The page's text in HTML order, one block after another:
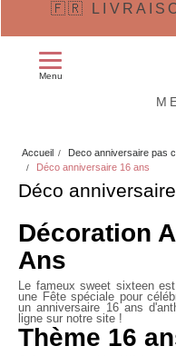
🇫🇷
Menu
Accueil Deco anniversaire pas
Déco anniversaire 16 ans
Déco
Décoration
Ans
Le fameux sweet sixteen
une Fête spéciale pour
un anniversaire 16 ans
ligne sur notre site !
Thème 16